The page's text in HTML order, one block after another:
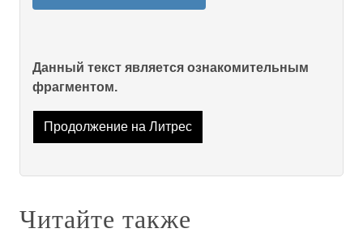
Данный текст является ознакомительным
фрагментом.
Продолжение на Литрес
Читайте также